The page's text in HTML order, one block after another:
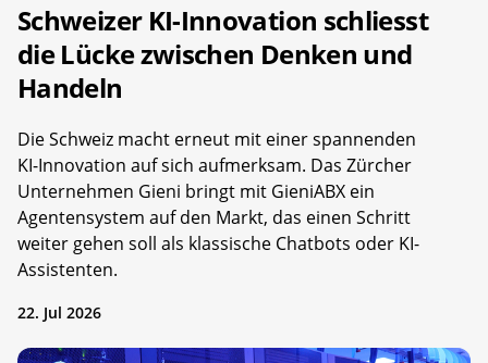
Schweizer KI-Innovation schliesst
die Lücke zwischen Denken und
Handeln
Die Schweiz macht erneut mit einer spannenden
KI-Innovation auf sich aufmerksam. Das Zürcher
Unternehmen Gieni bringt mit GieniABX ein
Agentensystem auf den Markt, das einen Schritt
weiter gehen soll als klassische Chatbots oder KI-
Assistenten.
22. Jul 2026